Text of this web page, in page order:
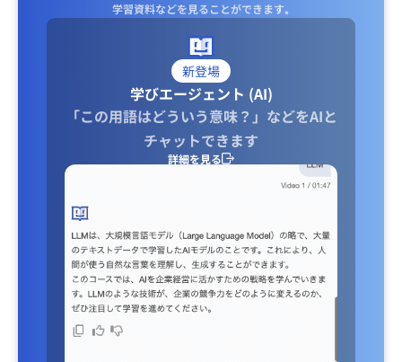
学習資料などを見ることができます｡
新登場
学びエージェント (AI)
「この用語はどういう意味？」などをAIと
チャットできます
詳細を見る